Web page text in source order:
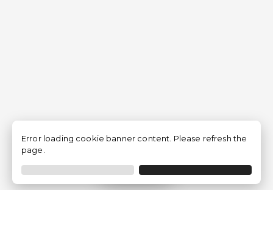
Filtrar
Error loading cookie banner content. Please refresh the
page.